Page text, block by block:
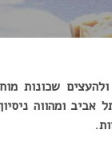
שכונות
ומהווה
.